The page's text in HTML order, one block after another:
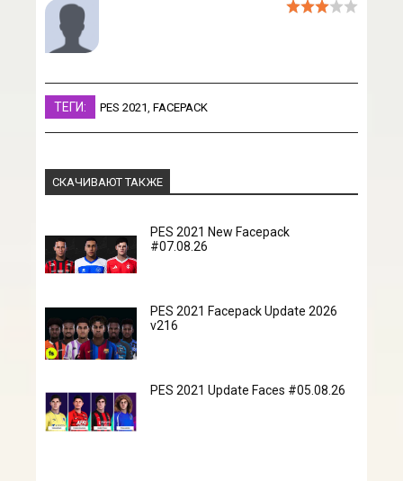
ТЕГИ: PES 2021, FACEPACK
СКАЧИВАЮТ ТАКЖЕ
PES 2021 New Facepack
#07.08.26
PES 2021 Facepack Update 2026
v216
PES 2021 Update Faces #05.08.26